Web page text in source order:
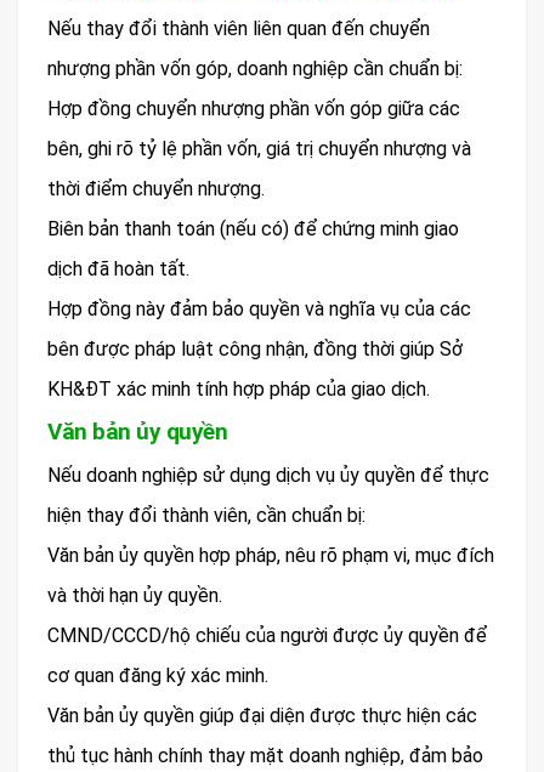
Nếu thay đổi thành viên liên quan đến chuyển
nhượng phần vốn góp, doanh nghiệp cần chuẩn bị:
Hợp đồng chuyển nhượng phần vốn góp giữa các
bên, ghi rõ tỷ lệ phần vốn, giá trị chuyển nhượng và
thời điểm chuyển nhượng.
Biên bản thanh toán (nếu có) để chứng minh giao
dịch đã hoàn tất.
Hợp đồng này đảm bảo quyền và nghĩa vụ của các
bên được pháp luật công nhận, đồng thời giúp Sở
KH&ĐT xác minh tính hợp pháp của giao dịch.
Văn bản ủy quyền
Nếu doanh nghiệp sử dụng dịch vụ ủy quyền để thực
hiện thay đổi thành viên, cần chuẩn bị:
Văn bản ủy quyền hợp pháp, nêu rõ phạm vi, mục đích
và thời hạn ủy quyền.
CMND/CCCD/hộ chiếu của người được ủy quyền để
cơ quan đăng ký xác minh.
Văn bản ủy quyền giúp đại diện được thực hiện các
thủ tục hành chính thay mặt doanh nghiệp, đảm bảo